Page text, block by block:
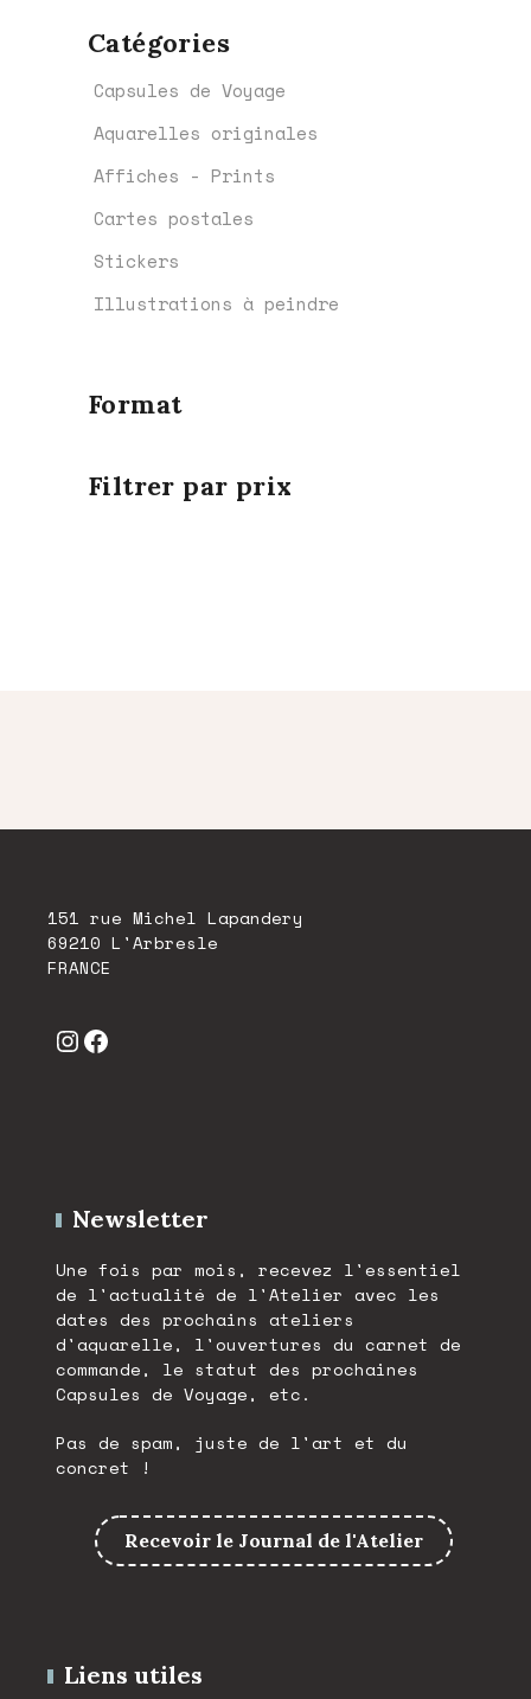
Catégories
Capsules de Voyage
Aquarelles originales
Affiches - Prints
Cartes postales
Stickers
Illustrations à peindre
Format
Filtrer par prix
page
151 rue Michel Lapandery
69210 L'Arbresle
FRANCE
Instagram Facebook
Newsletter
Une fois par mois, recevez l'essentiel
de l'actualité de l'Atelier avec les
dates des prochains ateliers
d'aquarelle, l'ouvertures du carnet de
commande, le statut des prochaines
Capsules de Voyage, etc.
Pas de spam, juste de l'art et du
concret !
Recevoir le Journal de l'Atelier
Liens utiles